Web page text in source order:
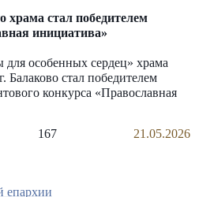
храма стал победителем
инициатива»
особенных сердец» храма
Балаково стал победителем
конкурса «Православная
167
21.05.2026
епархии